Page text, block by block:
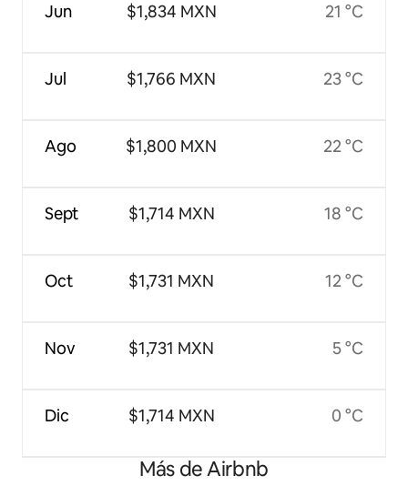
Jun
Jul
Ago
Sept
Oct
Nov
Dic
$1,834 MXN
$1,766 MXN
$1,800 MXN
$1,714 MXN
$1,731 MXN
$1,731 MXN
$1,714 MXN
21 °C
23 °C
22 °C
18 °C
12 °C
5 °C
0 °C
Más de Airbnb